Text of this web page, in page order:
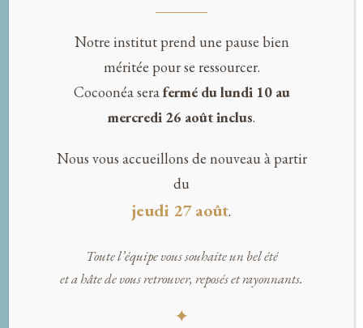
6 RUE DU DR. STÉPHANE LEDUC
44700 ORVAULT
ACCÈS PARKING PRIVÉ
MERCREDI : FERMÉ
VENDREDI : 10H00 – 19H00
Notre institut prend une pause bien
méritée pour se ressourcer.
Cocoonéa serafermé du lundi 10 au
mercredi 26 août inclus.
Nous vous accueillons de nouveau à partir
du
jeudi 27 août.
Toute l’équipe vous souhaite un bel été
et a hâte de vous retrouver, reposés et rayonnants.
✦